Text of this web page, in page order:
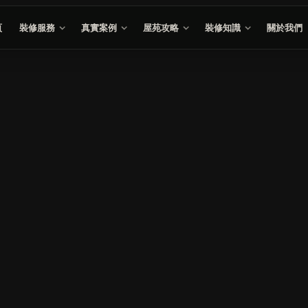
裝修服務 真實案例 屋苑攻略 裝修知識 關於我們